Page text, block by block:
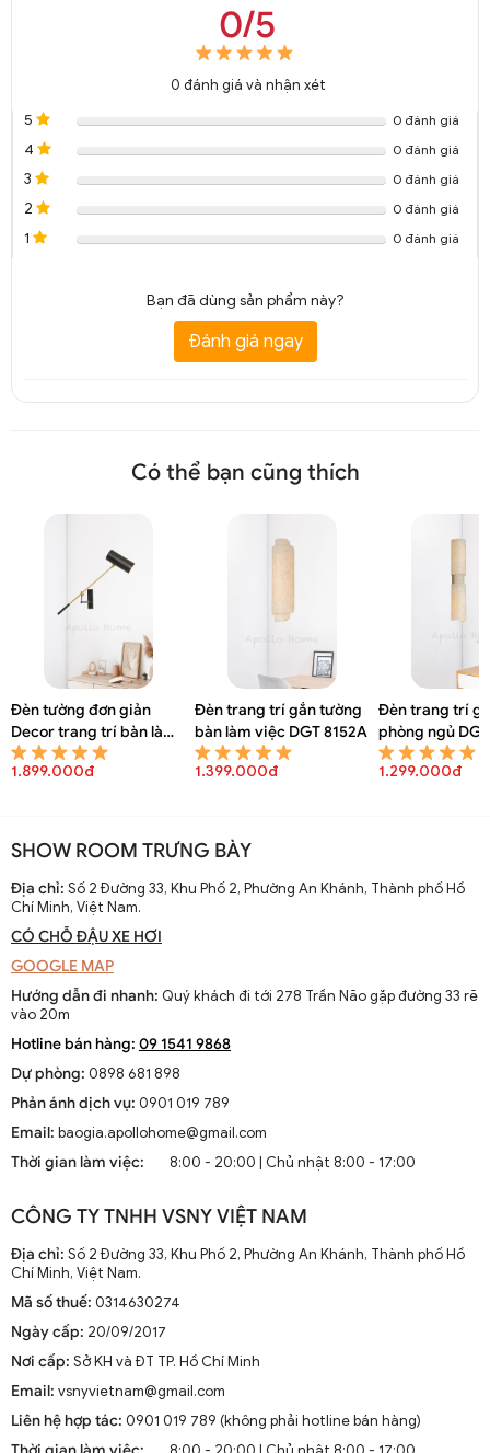
Đèn ngủ treo tường hiện đại DGT 8103A
0/5
0 đánh giá và nhận xét
5
0 đánh giá
4 0 đánh giá
3 0 đánh giá
2 0 đánh giá
1 0 đánh giá
Bạn đã dùng sản phẩm này?
Đánh giá ngay
Có thể bạn cũng thích
Đèn tường đơn giản
Decor trang trí bàn làm
việc DGT 8154A
1.899.000đ
Đèn trang trí gắn tường
bàn làm việc DGT 8152A
1.399.000đ
Đèn trang trí
phòng ngủ
1.299.000đ
SHOW ROOM TRƯNG BÀY
Địa chỉ: Số 2 Đường 33, Khu Phố 2, Phường An Khánh, Thành phố Hồ
Chí Minh, Việt Nam.
CÓ CHỖ ĐẬU XE HƠI
GOOGLE MAP
Hướng dẫn đi nhanh: Quý khách đi tới 278 Trần Não gặp đường 33 rẽ
vào 20m
Hotline bán hàng: 09 1541 9868
Dự phòng: 0898 681 898
Phản ánh dịch vụ: 0901 019 789
Email: baogia.apollohome@gmail.com
Thời gian làm việc:
8:00 - 20:00 | Chủ nhật 8:00 - 17:00
CÔNG TY TNHH VSNY VIỆT NAM
Địa chỉ: Số 2 Đường 33, Khu Phố 2, Phường An Khánh, Thành phố Hồ
Chí Minh, Việt Nam.
Mã số thuế: 0314630274
Ngày cấp: 20/09/2017
Nơi cấp: Sở KH và ĐT TP. Hồ Chí Minh
Email: vsnyvietnam@gmail.com
Liên hệ hợp tác: 0901 019 789 (không phải hotline bán hàng)